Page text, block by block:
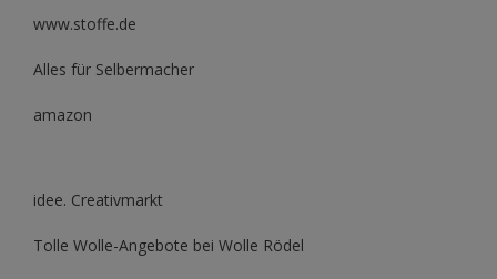
www.stoffe.de
Alles für Selbermacher
amazon
idee. Creativmarkt
Tolle Wolle-Angebote bei Wolle Rödel